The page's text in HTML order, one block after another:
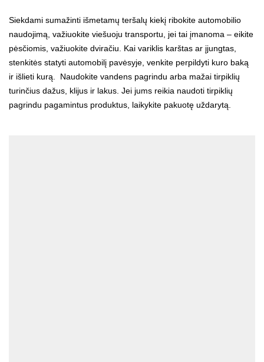
Siekdami sumažinti išmetamų teršalų kiekį ribokite automobilio
naudojimą, važiuokite viešuoju transportu, jei tai įmanoma – eikite
pėsčiomis, važiuokite dviračiu. Kai variklis karštas ar įjungtas,
stenkitės statyti automobilį pavėsyje, venkite perpildyti kuro baką
ir išlieti kurą. Naudokite vandens pagrindu arba mažai tirpiklių
turinčius dažus, klijus ir lakus. Jei jums reikia naudoti tirpiklių
pagrindu pagamintus produktus, laikykite pakuotę uždarytą.